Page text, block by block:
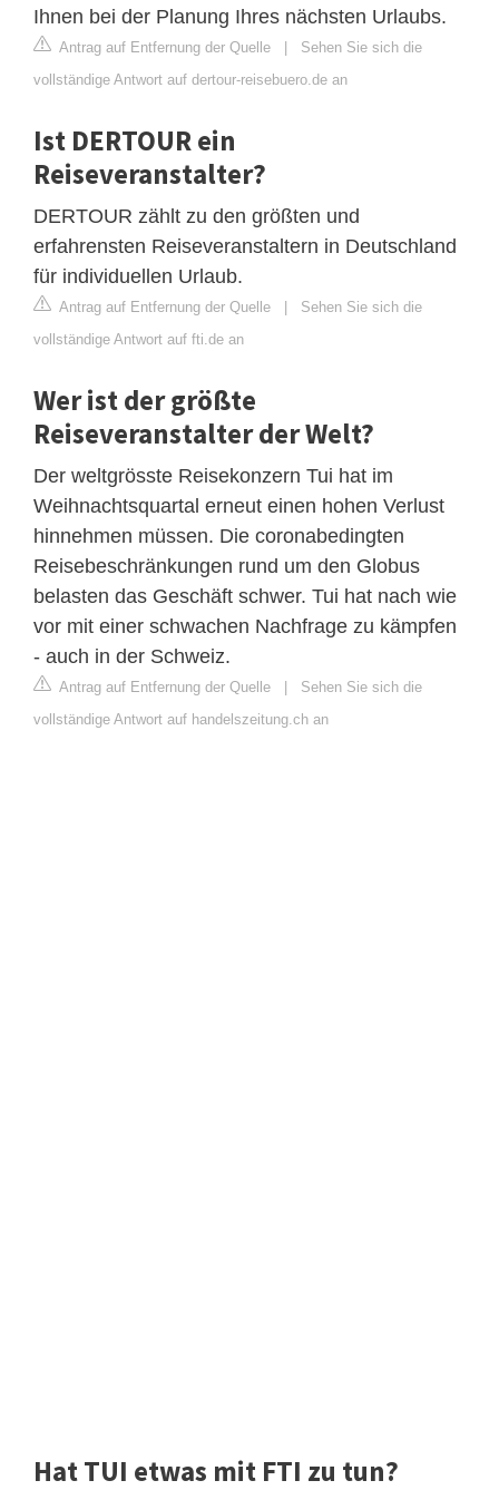
Ihnen bei der Planung Ihres nächsten Urlaubs.
Antrag auf Entfernung der Quelle | Sehen Sie sich die
vollständige Antwort auf dertour-reisebuero.de an
Ist DERTOUR ein
Reiseveranstalter?
DERTOUR zählt zu den größten und
erfahrensten Reiseveranstaltern in Deutschland
für individuellen Urlaub.
Antrag auf Entfernung der Quelle | Sehen Sie sich die
vollständige Antwort auf fti.de an
Wer ist der größte
Reiseveranstalter der Welt?
Der weltgrösste Reisekonzern Tui hat im
Weihnachtsquartal erneut einen hohen Verlust
hinnehmen müssen. Die coronabedingten
Reisebeschränkungen rund um den Globus
belasten das Geschäft schwer. Tui hat nach wie
vor mit einer schwachen Nachfrage zu kämpfen
- auch in der Schweiz.
Antrag auf Entfernung der Quelle | Sehen Sie sich die
vollständige Antwort auf handelszeitung.ch an
Hat TUI etwas mit FTI zu tun?